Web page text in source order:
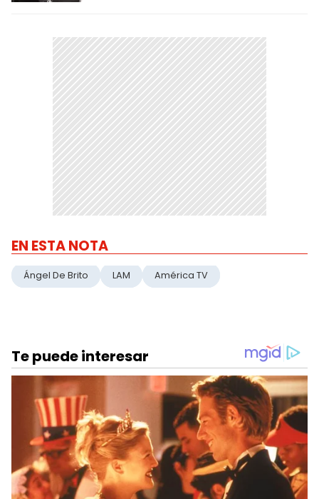
EN ESTA NOTA
Ángel De Brito LAM América TV